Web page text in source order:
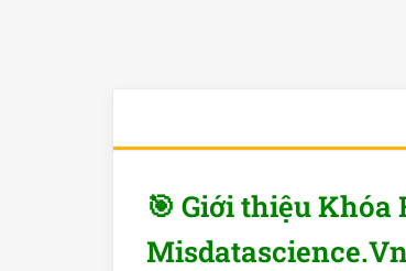
🎯 Giới thiệu